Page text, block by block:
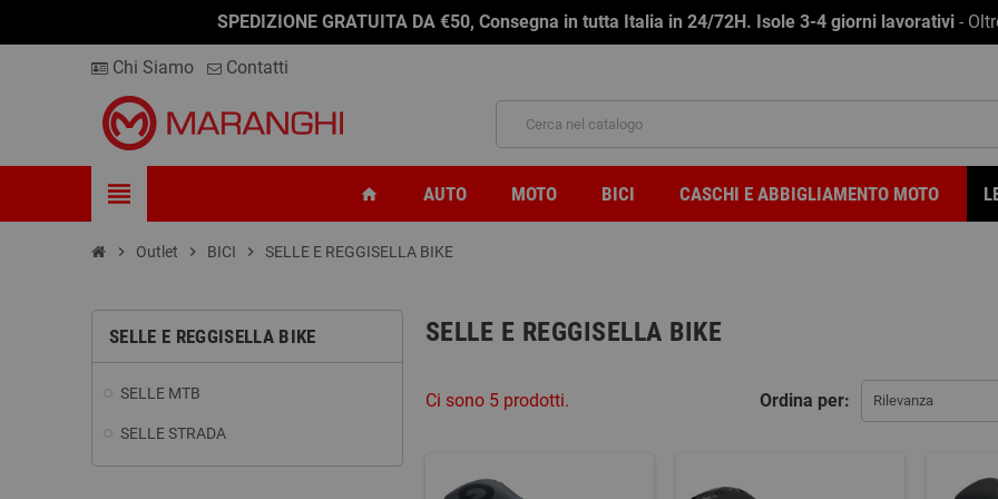
SPEDIZIONE GRATUITA DA €50, Consegna in tutta Italia in 24/72H. Isole 3-4 giorni lavorativi -
Chi Siamo Contatti
view_headline home AUTO MOTO BICI CASCHI E ABBIGLIAMENTO MOTO
chevron_right Outlet chevron_right BICI chevron_right SELLE E REGGISELLA BIKE
SELLE E REGGISELLA BIKE
SELLE MTB
SELLE STRADA
SELLE E REGGISELLA BIKE
Ordina per: Rilevanza
Ci sono 5 prodotti.